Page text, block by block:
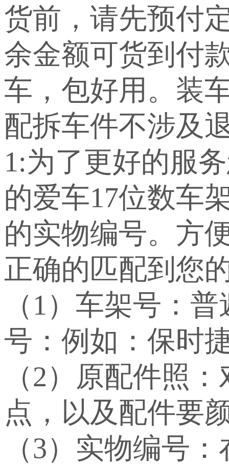
货前，请先预付
余金额可货到付
车，包好用。装
配拆车件不涉及
1:为了更好的服
的爱车17位数车
的实物编号。方
正确的匹配到您
（1）车架号：
号：例如：保时
（2）原配件照
点，以及配件要
（3）实物编号